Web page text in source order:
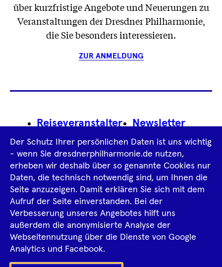
über kurzfristige Angebote und Neuerungen zu
Veranstaltungen der Dresdner Philharmonie,
die Sie besonders interessieren.
ZUR ANMELDUNG
Footer
Reiseveranstalter Newsletter
Impressum
Datenschutz­information AGB
Intern
TiktokFacebook
Instagram
SpotifyYouTube
Der Schutz Ihrer persönlichen Daten ist uns wichtig
- wenn Sie dresdnerphilharmonie.de nutzen,
erheben wir deshalb über so genannte Cookies nur
Daten, die technisch notwendig sind, um Ihnen die
Seite anzuzeigen. Damit erklären Sie sich mit dem
Aufruf der Seite einverstanden. Bei der
Verbesserung unseres Angebotes hilft uns
außerdem die anonymisierte Analyse der
Webseitennutzung über die Dienste von Google
Analytics und Facebook.